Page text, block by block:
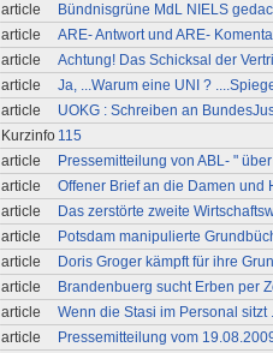
article
Bündnisgrüne MdL NIELS
article
ARE- Antwort und ARE-
article
Achtung! Das Schicksal der
article
Ja, ...Warum eine UNI ?
article
UOKG : Schreiben an
Kurzinfo 115
article
Pressemitteilung von ABL- "
article
Offener Brief an die Damen und
article
Das zerstörte zweite
article
Potsdam manipulierte
article
Doris Groger kämpft für ihre
article
Brandenbuerg sucht Erben per
article
Wenn die Stasi im Personal sitzt
article
Pressemitteilung vom